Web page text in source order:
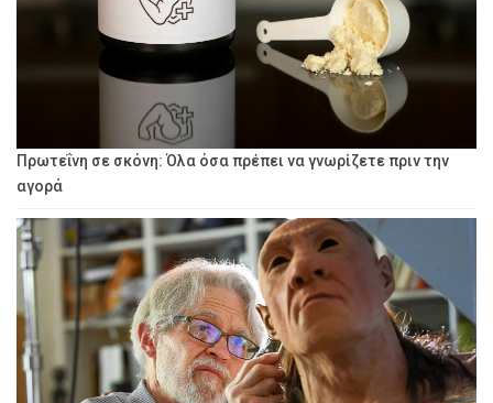
Πρωτεΐνη σε σκόνη: Όλα όσα πρέπει να γνωρίζετε πριν την
αγορά